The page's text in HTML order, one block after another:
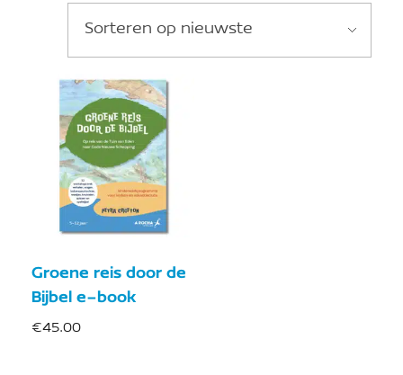
Groene reis door de
Bijbel e-book
€45.00